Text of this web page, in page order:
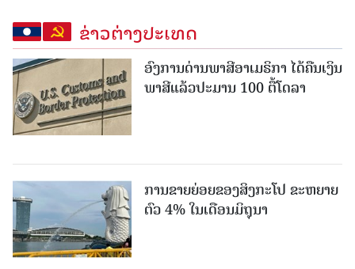
ຂ່າວຕ່າງປະເທດ
ອົງການດ່ານພາສີອາເມຣິກາ ໄດ້ຄືນເງິນ
ພາສີແລ້ວປະມານ 100 ຕື້ໂດລາ
ການຂາຍຍ່ອຍຂອງສິງກະໂປ ຂະຫຍາຍ
ຕົວ 4% ໃນເດືອນມິຖຸນາ